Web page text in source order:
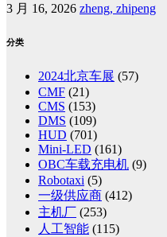
3 月 16, 2026 zheng, zhipeng
分类
2024北京车展 (57)
CMF (21)
CMS (153)
DMS (109)
HUD (701)
Mini-LED (161)
OBC车载充电机 (9)
Robotaxi (5)
一级供应商 (412)
主机厂 (253)
人工智能 (115)